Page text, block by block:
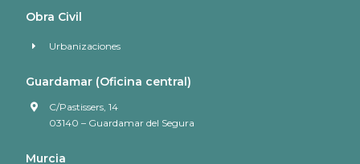
Obra Civil
Urbanizaciones
Guardamar (Oficina central)
C/Pastissers, 14
03140 – Guardamar del Segura
Murcia